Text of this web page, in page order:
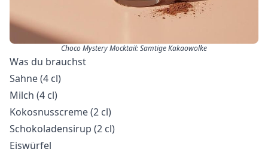
Choco Mystery Mocktail: Samtige Kakaowolke
Was du brauchst
Sahne (4 cl)
Milch (4 cl)
Kokosnusscreme (2 cl)
Schokoladensirup (2 cl)
Eiswürfel